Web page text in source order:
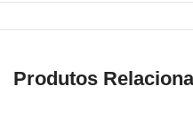
Produtos